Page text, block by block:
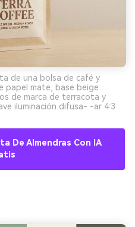
de una bolsa de café y
papel mate, base beige
de marca de terracota y
iluminación difusa- -ar 4:3
De Almendras Con IA